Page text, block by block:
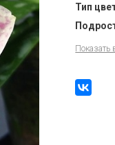
Тип
Показать